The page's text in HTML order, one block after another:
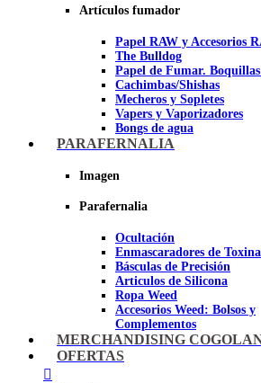
Artículos fumador
Papel RAW y Accesorios
The Bulldog
Papel de Fumar.
Cachimbas/Shishas
Mecheros y Sopletes
Vapers y Vaporizadores
Bongs de agua
Bandejas para liar
Ceniceros para Fumadores
Pipas BHO
Dabbers
Imagen
PARAFERNALIA
Imagen
Parafernalia
Ocultación
Enmascaradores de
Básculas de Precisión
Articulos de Silicona
Ropa Weed
Accesorios Weed: Bolsos y
Complementos
Cannabuds
Inciensos
MERCHANDISING
OFERTAS